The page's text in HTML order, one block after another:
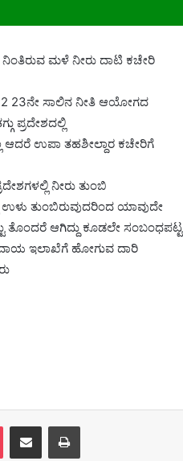
ಮಳೆ ನೀರು ದಾಟಿ ಕಚೇರಿ
23ನೇ ಸಾಲಿನ ನೀತಿ ಆಯೋಗದ
ಪ್ರದೇಶದಲ್ಲಿ
ಉಪಾ ತಹಶೀಲ್ದಾರ ಕಚೇರಿಗೆ
ನೀರು ತುಂಬಿ
ತುಂಬಿರುವುದರಿಂದ ಯಾವುದೇ
ತೊಂದರೆ ಆಗಿದ್ದು ಕೂಡಲೇ ಸಂಬಂಧಪಟ್ಟ
ಇಲಾಖೆಗೆ ಹೋಗುವ ದಾರಿ
Pocket Share via Email Print